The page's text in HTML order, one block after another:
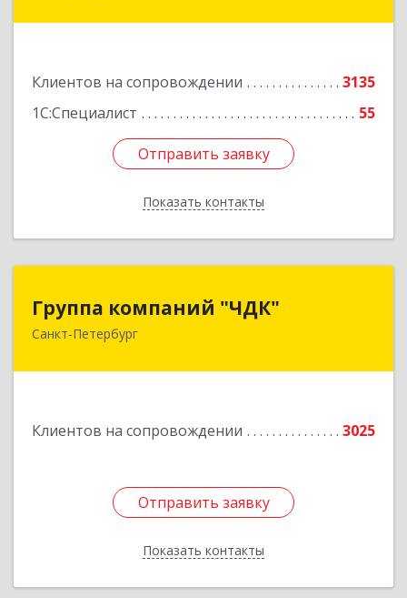
Клиентов на сопровождении
3135
1С:Специалист
55
Отправить заявку
Показать контакты
Отправить заявку
Назад
Группа компаний "ЧДК"
Санкт-Петербург
Клиентов на сопровождении 3025
Отправить заявку
Показать контакты
Группа компаний "ЧДК"
191119, Санкт-Петербург г, вн.тер.г.
Подробнее
Отправить заявку
Назад